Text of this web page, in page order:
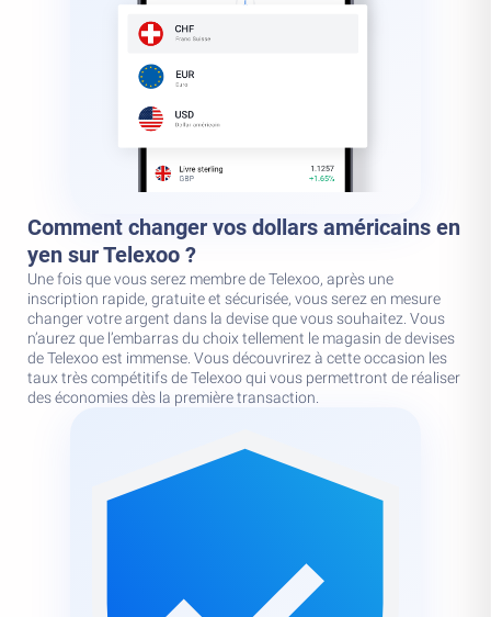
Comment changer vos dollars américains en
yen sur Telexoo ?
Une fois que vous serez membre de Telexoo, après une
inscription rapide, gratuite et sécurisée, vous serez en mesure
changer votre argent dans la devise que vous souhaitez. Vous
n’aurez que l’embarras du choix tellement le magasin de devises
de Telexoo est immense. Vous découvrirez à cette occasion les
taux très compétitifs de Telexoo qui vous permettront de réaliser
des économies dès la première transaction.